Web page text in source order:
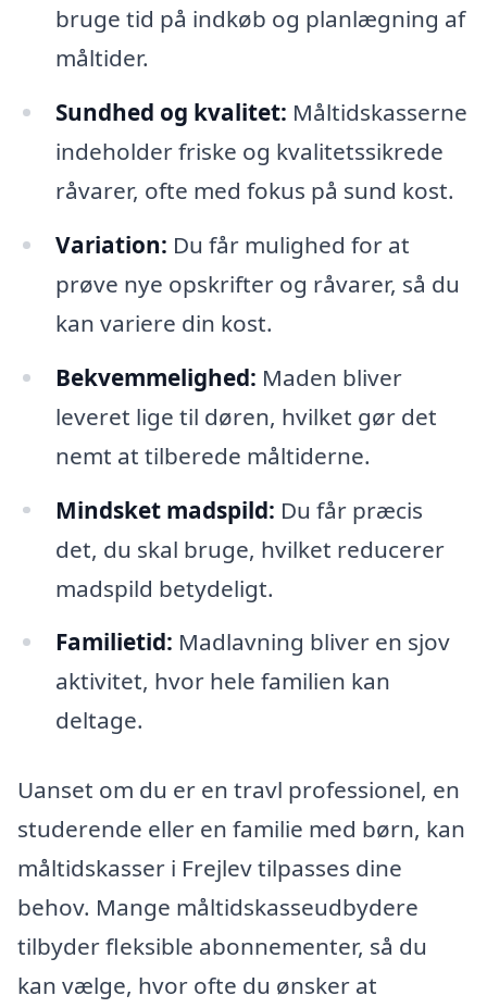
bruge tid på indkøb og planlægning af
måltider.
Sundhed og kvalitet: Måltidskasserne
indeholder friske og kvalitetssikrede
råvarer, ofte med fokus på sund kost.
Variation: Du får mulighed for at
prøve nye opskrifter og råvarer, så du
kan variere din kost.
Bekvemmelighed: Maden bliver
leveret lige til døren, hvilket gør det
nemt at tilberede måltiderne.
Mindsket madspild: Du får præcis
det, du skal bruge, hvilket reducerer
madspild betydeligt.
Familietid: Madlavning bliver en sjov
aktivitet, hvor hele familien kan
deltage.
Uanset om du er en travl professionel, en
studerende eller en familie med børn, kan
måltidskasser i Frejlev tilpasses dine
behov. Mange måltidskasseudbydere
tilbyder fleksible abonnementer, så du
kan vælge, hvor ofte du ønsker at